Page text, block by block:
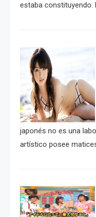
estaba constituyendo.
japonés no es una
artístico posee